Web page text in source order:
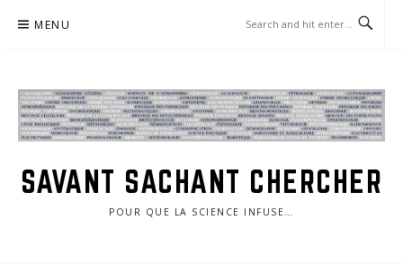
MENU
SAVANT SACHANT CHERCHER
POUR QUE LA SCIENCE INFUSE…